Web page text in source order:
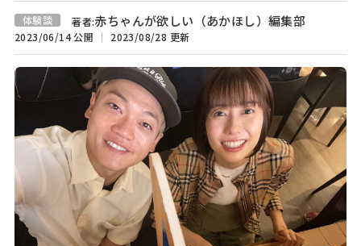
体験談 著者:赤ちゃんが欲しい（あかほし）編集部
2023/06/14 公開 2023/08/28 更新